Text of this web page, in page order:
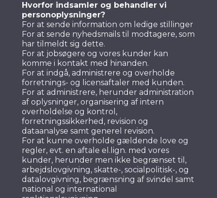
Hvorfor indsamler og behandler vi
personoplysninger?
For at sende information om ledige stillinger
For at sende nyhedsmails til modtagere, som
har tilmeldt sig dette.
For at jobsøgere og vores kunder kan
komme i kontakt med hinanden.
For at indgå, administrere og overholde
forretnings- og licensaftaler med kunden.
For at administrere, herunder administration
af oplysninger, organisering af intern
overholdelse og kontrol,
forretningssikkerhed, revision og
dataanalyse samt generel revision.
For at kunne overholde gældende love og
regler, evt. en aftale el.lign. med vores
kunder, herunder men ikke begrænset til,
arbejdslovgivning, skatte-, socialpolitisk-, og
datalovgivning, begrænsning af svindel samt
national og international